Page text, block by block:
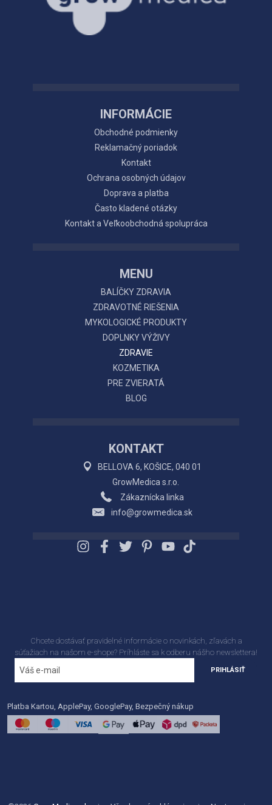
INFORMÁCIE
Obchodné podmienky
Reklamačný poriadok
Kontakt
Ochrana osobných údajov
Doprava a platba
Často kladené otázky
Kontakt a Veľkoobchodná spolupráca
MENU
BALÍČKY ZDRAVIA
ZDRAVOTNÉ RIEŠENIA
MYKOLOGICKÉ PRODUKTY
DOPLNKY VÝŽIVY
ZDRAVIE
KOZMETIKA
PRE ZVIERATÁ
BLOG
KONTAKT
BELLOVA 6, KOŠICE, 040 01
GrowMedica s.r.o.
Zákaznícka linka
info@growmedica.sk
Chcete dostávať pravidelné informácie o novinkách, zľavách a
súťažiach na našom e-shope? Príhláste sa k odberu nášho newslettera!
PRIHLÁSIŤ
Platba Kartou, ApplePay, GooglePay, Bezpečný nákup